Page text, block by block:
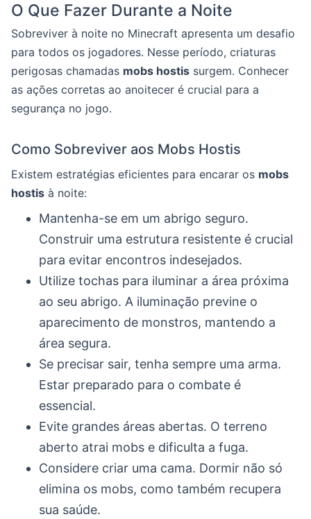
O Que Fazer Durante a Noite
Sobreviver à noite no Minecraft apresenta um desafio
para todos os jogadores. Nesse período, criaturas
perigosas chamadas mobs hostis surgem. Conhecer
as ações corretas ao anoitecer é crucial para a
segurança no jogo.
Como Sobreviver aos Mobs Hostis
Existem estratégias eficientes para encarar os mobs
hostis à noite:
Mantenha-se em um abrigo seguro.
Construir uma estrutura resistente é crucial
para evitar encontros indesejados.
Utilize tochas para iluminar a área próxima
ao seu abrigo. A iluminação previne o
aparecimento de monstros, mantendo a
área segura.
Se precisar sair, tenha sempre uma arma.
Estar preparado para o combate é
essencial.
Evite grandes áreas abertas. O terreno
aberto atrai mobs e dificulta a fuga.
Considere criar uma cama. Dormir não só
elimina os mobs, como também recupera
sua saúde.